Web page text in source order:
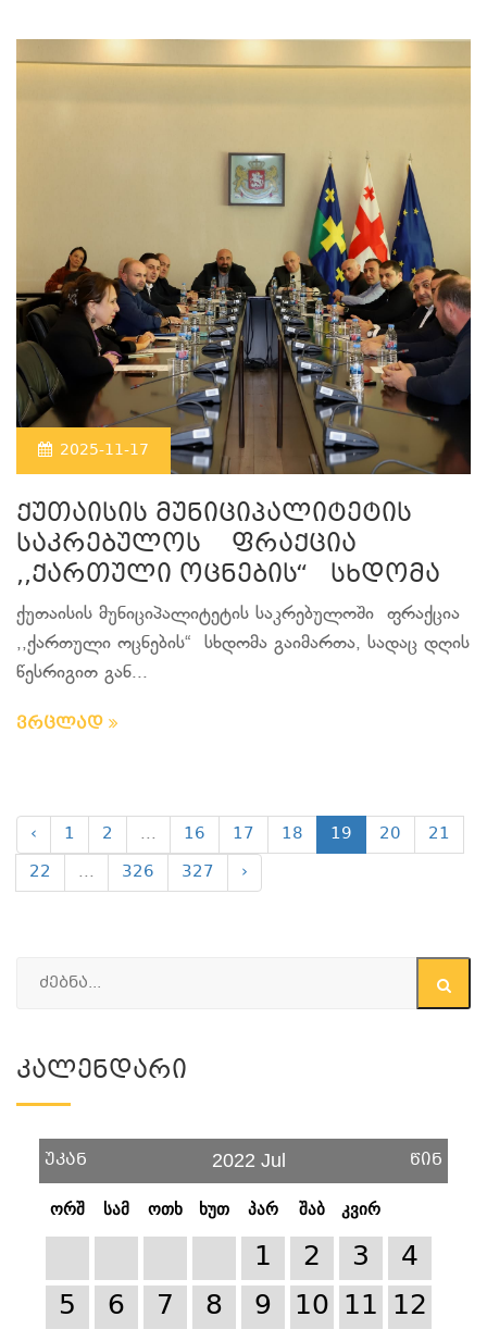
2025-11-17
ქუთაისის მუნიციპალიტეტის
საკრებულოს ფრაქცია
,,ქართული ოცნების“ სხდომა
ქუთაისის მუნიციპალიტეტის საკრებულოში ფრაქცია
,,ქართული ოცნების“ სხდომა გაიმართა, სადაც დღის
წესრიგით გან...
ვრცლად
‹ 1 2 ... 16 17 18 19 20
21
22
... 326 327 ›
Კალენდარი
უკან 2022 Jul წინ
ორშ სამ ოთხ ხუთ პარ შაბ კვირ
1 2 3
4
5
6 7 8 9 10 11 12